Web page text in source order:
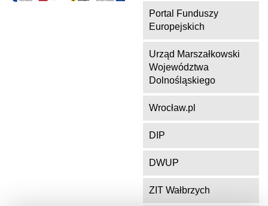
Portal Funduszy
Europejskich
Urząd Marszałkowski
Województwa
Dolnośląskiego
Wrocław.pl
DIP
DWUP
ZIT Wałbrzych